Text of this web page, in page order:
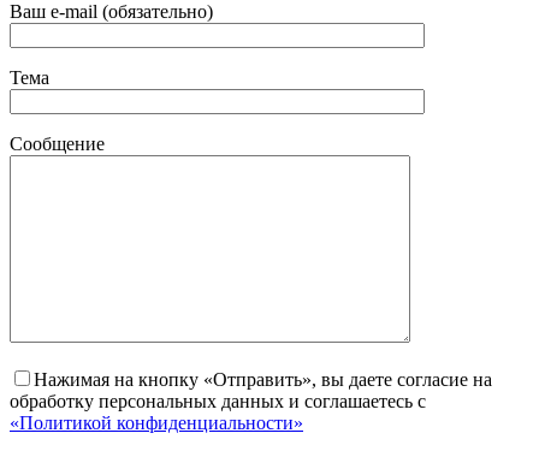
Ваш e-mail (обязательно)
Тема
Сообщение
Нажимая на кнопку «Отправить», вы даете согласие на
обработку персональных данных и соглашаетесь с
«Политикой конфиденциальности»